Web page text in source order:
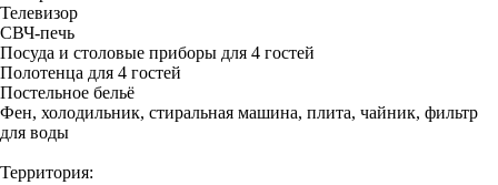
Телевизор
СВЧ-печь
Посуда и столовые приборы для 4 гостей
Полотенца для 4 гостей
Постельное бельё
Фен, холодильник, стиральная машина, плита, чайник, фильтр
для воды
Территория: